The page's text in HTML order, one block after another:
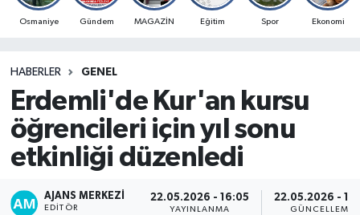
Osmaniye Gündem MAGAZİN Eğitim Spor Ekonomi
HABERLER GENEL
Erdemli'de Kur'an kursu
öğrencileri için yıl sonu
etkinliği düzenledi
AJANS MERKEZI
EDITÖR
22.05.2026 - 16:05
YAYINLANMA
22.05.2026 -
GÜNCELLEME
MAGAZİN
SPOR
RESMİ İLANLAR
Süper Lig Puan Durumu ve Fikstür
Son Dakika Haberleri
Haber Arşivi